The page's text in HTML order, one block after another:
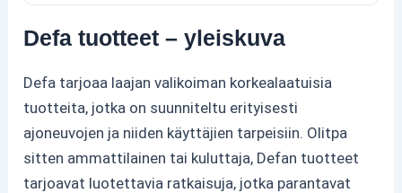
Defa tuotteet – yleiskuva
Defa tarjoaa laajan valikoiman korkealaatuisia
tuotteita, jotka on suunniteltu erityisesti
ajoneuvojen ja niiden käyttäjien tarpeisiin. Olitpa
sitten ammattilainen tai kuluttaja, Defan tuotteet
tarjoavat luotettavia ratkaisuja, jotka parantavat